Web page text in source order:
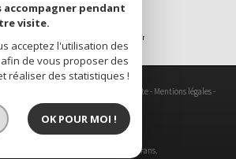
Plan du site- Mentions légales-
Politique RGPD
seul site adaptable à tous les types d'écrans.
accompagner pendant
visite.
acceptez l'utilisation des
de vous proposer des
réaliser des statistiques !
OK POUR MOI !